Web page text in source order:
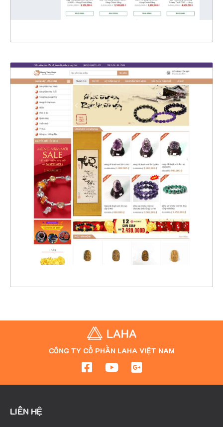
XEM THỰC TẾ
4372
CHI TIẾT
XEM THỰC TẾ
CÔNG TY CỔ PHẦN LAHA VIỆT NAM
LIÊN HỆ